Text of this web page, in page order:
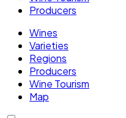
Producers
Wines
Varieties
Regions
Producers
Wine Tourism
Map